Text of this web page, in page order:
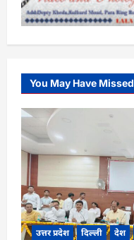
You May Have Missed
उत्तर प्रदेश दिल्ली देश